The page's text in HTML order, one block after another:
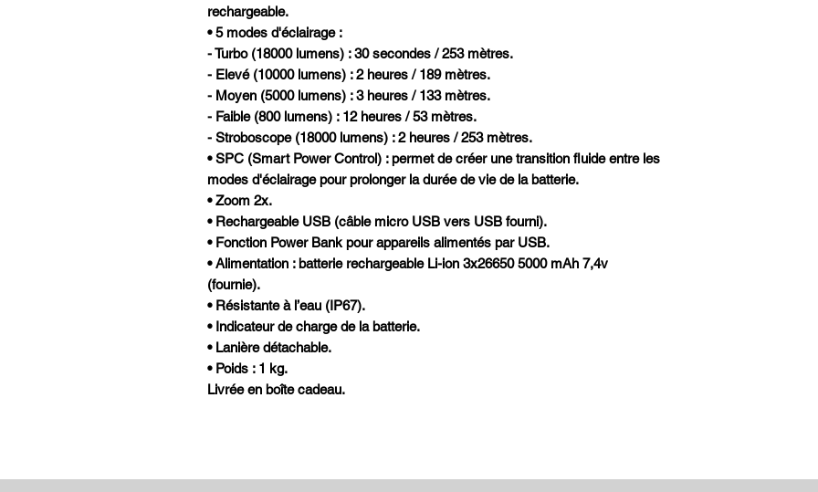
rechargeable.
• 5 modes d'éclairage :
- Turbo (18000 lumens) : 30 secondes / 253 mètres.
- Elevé (10000 lumens) : 2 heures / 189 mètres.
- Moyen (5000 lumens) : 3 heures / 133 mètres.
- Faible (800 lumens) : 12 heures / 53 mètres.
- Stroboscope (18000 lumens) : 2 heures / 253 mètres.
• SPC (Smart Power Control) : permet de créer une transition fluide entre les
modes d'éclairage pour prolonger la durée de vie de la batterie.
• Zoom 2x.
• Rechargeable USB (câble micro USB vers USB fourni).
• Fonction Power Bank pour appareils alimentés par USB.
• Alimentation : batterie rechargeable Li-ion 3x26650 5000 mAh 7,4v
(fournie).
• Résistante à l’eau (IP67).
• Indicateur de charge de la batterie.
• Lanière détachable.
• Poids : 1 kg.
Livrée en boîte cadeau.